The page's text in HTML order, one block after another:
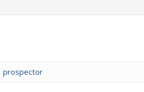
prospector